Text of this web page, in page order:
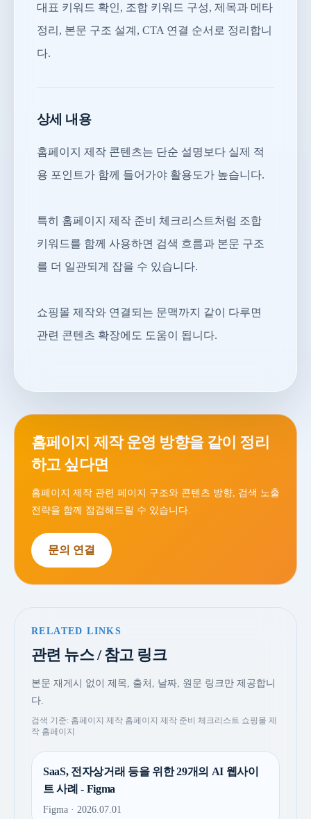
대표 키워드 확인, 조합 키워드 구성, 제목과 메타
정리, 본문 구조 설계, CTA 연결 순서로 정리합니
다.
상세 내용
홈페이지 제작 콘텐츠는 단순 설명보다 실제 적
용 포인트가 함께 들어가야 활용도가 높습니다.
특히 홈페이지 제작 준비 체크리스트처럼 조합
키워드를 함께 사용하면 검색 흐름과 본문 구조
를 더 일관되게 잡을 수 있습니다.
쇼핑몰 제작와 연결되는 문맥까지 같이 다루면
관련 콘텐츠 확장에도 도움이 됩니다.
홈페이지 제작 운영 방향을 같이 정리
하고 싶다면
홈페이지 제작 관련 페이지 구조와 콘텐츠 방향, 검색 노출
전략을 함께 점검해드릴 수 있습니다.
문의 연결
RELATED LINKS
관련 뉴스 / 참고 링크
본문 재게시 없이 제목, 출처, 날짜, 원문 링크만 제공합니
다.
검색 기준: 홈페이지 제작 홈페이지 제작 준비 체크리스트 쇼핑몰 제
작 홈페이지
SaaS, 전자상거래 등을 위한 29개의 AI 웹사이
트 사례 - Figma
Figma · 2026.07.01